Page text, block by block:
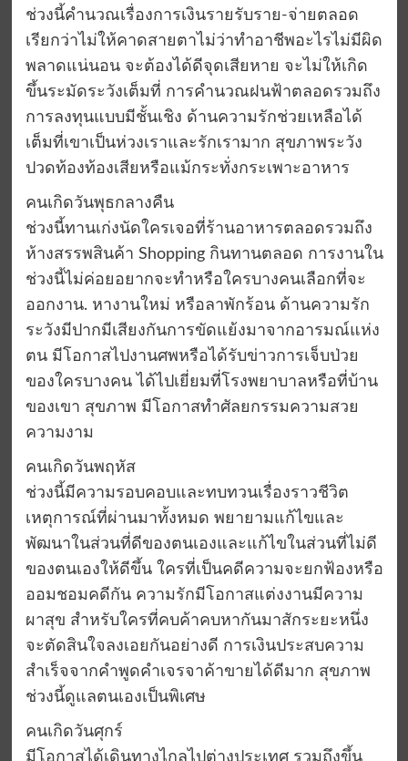
ช่วงนี้คำนวณเรื่องการเงินรายรับราย-จ่ายตลอด
เรียกว่าไม่ให้คาดสายตาไม่ว่าทำอาชีพอะไรไม่มีผิด
พลาดแน่นอน จะต้องได้ดีจุดเสียหาย จะไม่ให้เกิด
ขึ้นระมัดระวังเต็มที่ การคำนวณฝนฟ้าตลอดรวมถึง
การลงทุนแบบมีชั้นเชิง ด้านความรักช่วยเหลือได้
เต็มที่เขาเป็นห่วงเราและรักเรามาก สุขภาพระวัง
ปวดท้องท้องเสียหรือแม้กระทั่งกระเพาะอาหาร
คนเกิดวันพุธกลางคืน
ช่วงนี้ทานเก่งนัดใครเจอที่ร้านอาหารตลอดรวมถึง
ห้างสรรพสินค้า Shopping กินทานตลอด การงานใน
ช่วงนี้ไม่ค่อยอยากจะทำหรือใครบางคนเลือกที่จะ
ออกงาน. หางานใหม่ หรือลาพักร้อน ด้านความรัก
ระวังมีปากมีเสียงกันการขัดแย้งมาจากอารมณ์แห่ง
ตน มีโอกาสไปงานศพหรือได้รับข่าวการเจ็บป่วย
ของใครบางคน ได้ไปเยี่ยมที่โรงพยาบาลหรือที่บ้าน
ของเขา สุขภาพ มีโอกาสทำศัลยกรรมความสวย
ความงาม
คนเกิดวันพฤหัส
ช่วงนี้มีความรอบคอบและทบทวนเรื่องราวชีวิต
เหตุการณ์ที่ผ่านมาทั้งหมด พยายามแก้ไขและ
พัฒนาในส่วนที่ดีของตนเองและแก้ไขในส่วนที่ไม่ดี
ของตนเองให้ดีขึ้น ใครที่เป็นคดีความจะยกฟ้องหรือ
ออมชอมคดีกัน ความรักมีโอกาสแต่งงานมีความ
ผาสุข สำหรับใครที่คบค้าคบหากันมาสักระยะหนึ่ง
จะตัดสินใจลงเอยกันอย่างดี การเงินประสบความ
สำเร็จจากคำพูดคำเจรจาค้าขายได้ดีมาก สุขภาพ
ช่วงนี้ดูแลตนเองเป็นพิเศษ
คนเกิดวันศุกร์